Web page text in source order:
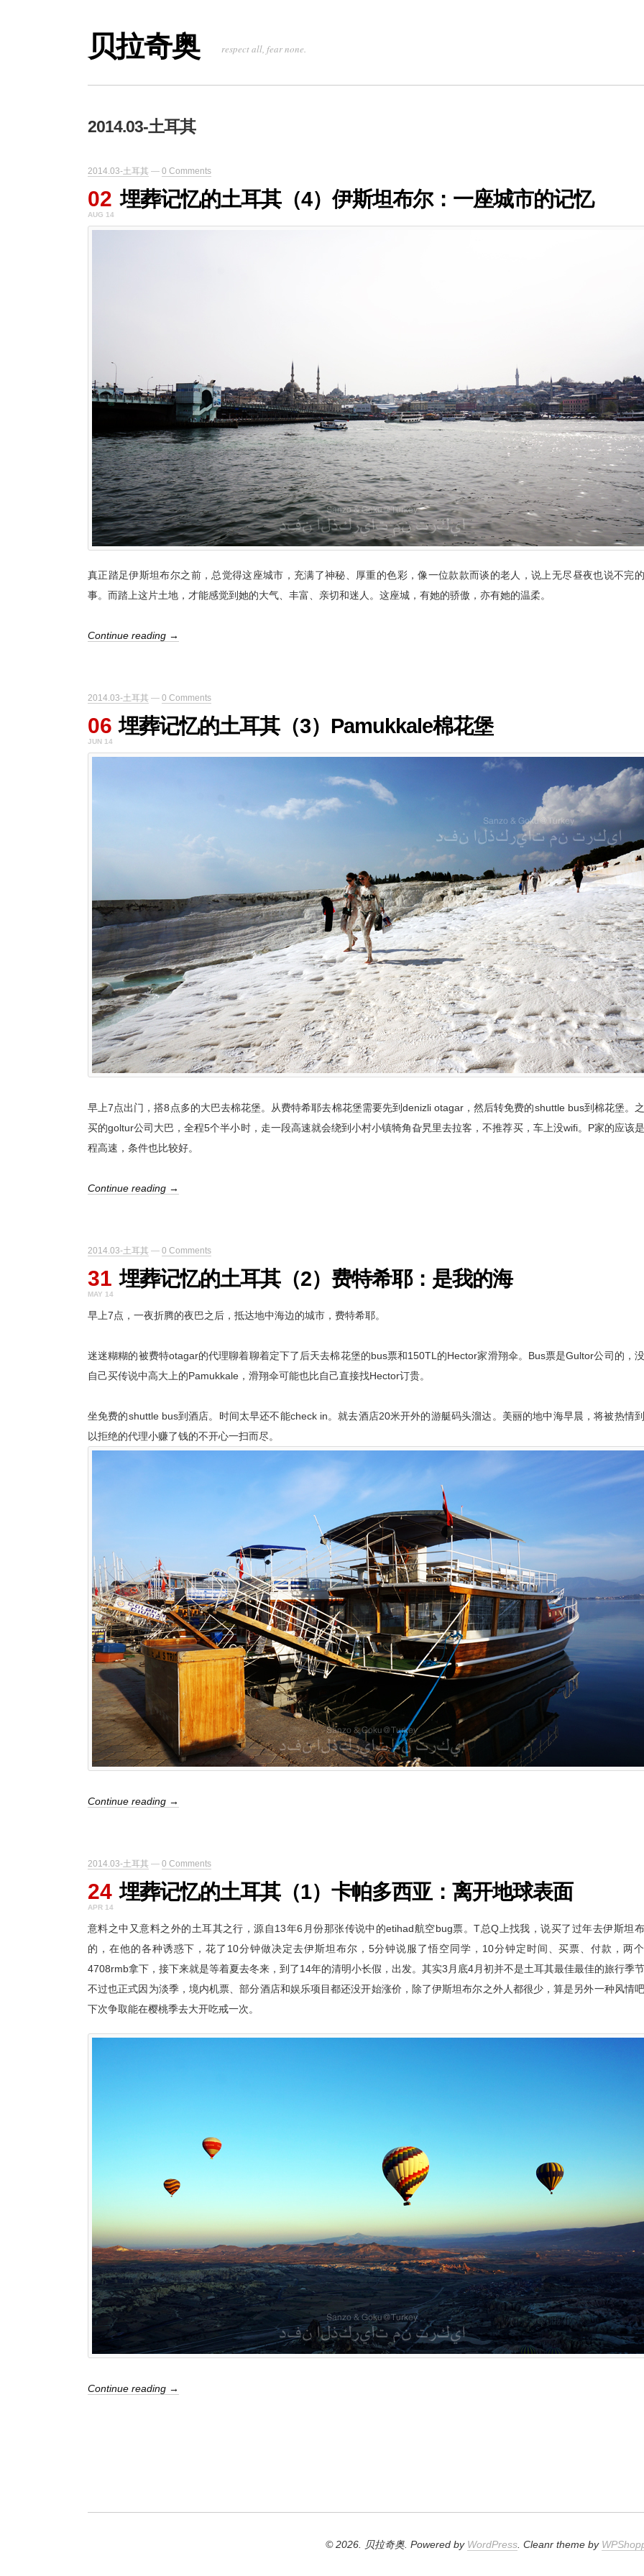
贝拉奇奥 respect all, fear none.
2014.03-土耳其
2014.03-土耳其 — 0 Comments
02
AUG 14
埋葬记忆的土耳其（4）伊斯坦布尔：一座城市的记忆
真正踏足伊斯坦布尔之前，总觉得这座城市，充满了神秘、厚重的色彩，像一位款款而谈的老人，说上无尽昼夜也说不完
事。而踏上这片土地，才能感觉到她的大气、丰富、亲切和迷人。这座城，有她的骄傲，亦有她的温柔。
Continue reading →
2014.03-土耳其 — 0 Comments
06
JUN 14
埋葬记忆的土耳其（3）Pamukkale棉花堡
早上7点出门，搭8点多的大巴去棉花堡。从费特希耶去棉花堡需要先到denizli otagar，然后转免费的shuttle bus到棉花堡。
买的goltur公司大巴，全程5个半小时，走一段高速就会绕到小村小镇犄角旮旯里去拉客，不推荐买，车上没wifi。P家的应该
程高速，条件也比较好。
Continue reading →
2014.03-土耳其 — 0 Comments
31
MAY 14
埋葬记忆的土耳其（2）费特希耶：是我的海
早上7点，一夜折腾的夜巴之后，抵达地中海边的城市，费特希耶。
迷迷糊糊的被费特otagar的代理聊着聊着定下了后天去棉花堡的bus票和150TL的Hector家滑翔伞。Bus票是Gultor公司的，
自己买传说中高大上的Pamukkale，滑翔伞可能也比自己直接找Hector订贵。
坐免费的shuttle bus到酒店。时间太早还不能check in。就去酒店20米开外的游艇码头溜达。美丽的地中海早晨，将被热情
以拒绝的代理小赚了钱的不开心一扫而尽。
Continue reading →
2014.03-土耳其 — 0 Comments
24
APR 14
埋葬记忆的土耳其（1）卡帕多西亚：离开地球表面
意料之中又意料之外的土耳其之行，源自13年6月份那张传说中的etihad航空bug票。T总Q上找我，说买了过年去伊斯坦
的，在他的各种诱惑下，花了10分钟做决定去伊斯坦布尔，5分钟说服了悟空同学，10分钟定时间、买票、付款，两
4708rmb拿下，接下来就是等着夏去冬来，到了14年的清明小长假，出发。其实3月底4月初并不是土耳其最佳最佳的旅行季
不过也正式因为淡季，境内机票、部分酒店和娱乐项目都还没开始涨价，除了伊斯坦布尔之外人都很少，算是另外一种风情
下次争取能在樱桃季去大开吃戒一次。
Continue reading →
© 2026. 贝拉奇奥. Powered by WordPress. Cleanr theme by